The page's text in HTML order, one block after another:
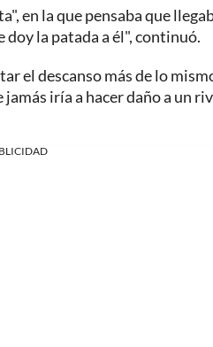
en la que pensaba que
doy la patada a él", continuó.
el descanso más de lo
iría a hacer daño a un